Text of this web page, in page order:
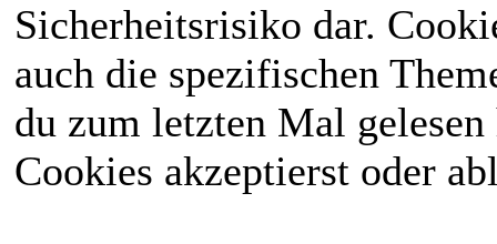
Sicherheitsrisiko dar.
auch die spezifischen
du zum letzten Mal
Cookies akzeptierst oder